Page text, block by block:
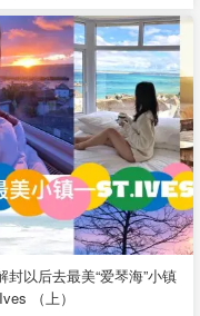
封以后去最美“爱琴海”小镇
（上）